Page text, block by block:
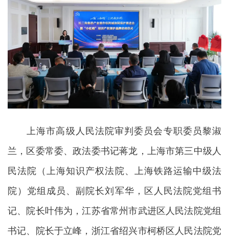
上海市高级人民法院审判委员会专职委员黎淑
兰，区委常委、政法委书记蒋龙，上海市第三中级人
民法院（上海知识产权法院、上海铁路运输中级法
院）党组成员、副院长刘军华，区人民法院党组书
记、院长叶伟为，江苏省常州市武进区人民法院党组
书记、院长于立峰，浙江省绍兴市柯桥区人民法院党